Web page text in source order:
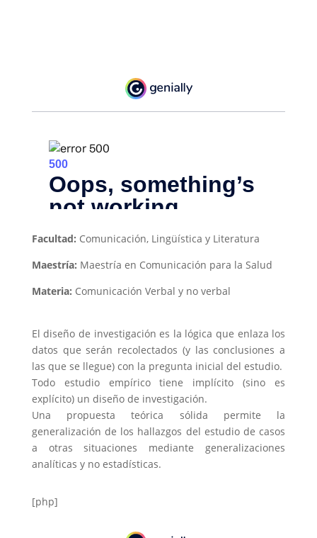
Facultad: Comunicación, Lingüística y Literatura
Maestría: Maestría en Comunicación para la Salud
Materia: Comunicación Verbal y no verbal
El diseño de investigación es la lógica que enlaza los
datos que serán recolectados (y las conclusiones a
las que se llegue) con la pregunta inicial del estudio.
Todo estudio empírico tiene implícito (sino es
explícito) un diseño de investigación.
Una propuesta teórica sólida permite la
generalización de los hallazgos del estudio de casos
a otras situaciones mediante generalizaciones
analíticas y no estadísticas.
[php]